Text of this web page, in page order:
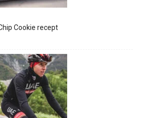
Cookie recept